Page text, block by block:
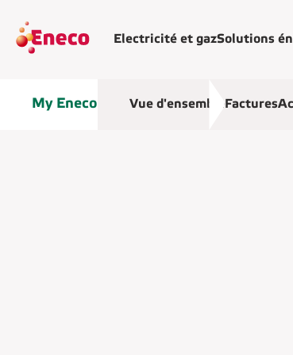
Electricité et gazSolutions
My Eneco Vue d'ensemble Factures